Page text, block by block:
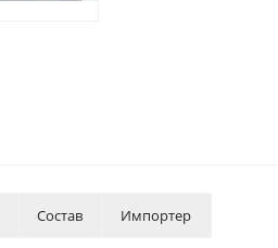
Состав Импортер